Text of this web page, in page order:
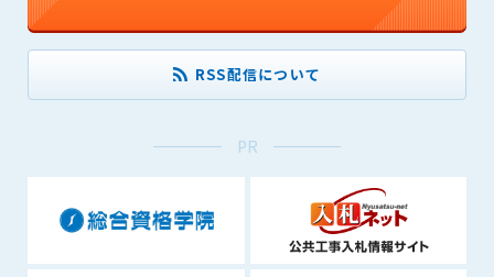
RSS配信について
PR
を保証もしないものとします。また、当該情報等に起因して
生じた一切の損害に対して、管理者は、何らの責任も負わな
2. 会員は、自己の費用と責任において本サービスを利用するも
問合せ、クレーム、請求等がなされまたは訴訟が提起された
るものとし、管理者を一切免責するものとします。
3. 本サービスにおいて掲載されている広告等によって行われる
取引に起因する損害及び広告等が掲載されたこと自体に起因
する損害については一切責任を負いません。